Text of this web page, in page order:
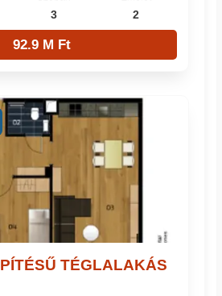
3 2
92.9 M Ft
TÉGLALAKÁS